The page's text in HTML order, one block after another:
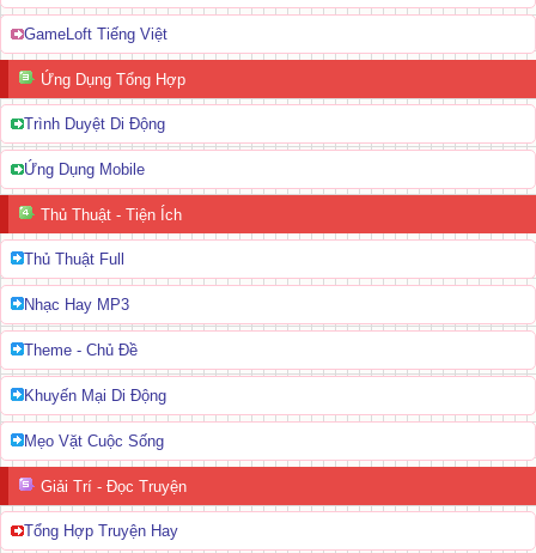
GameLoft Tiếng Việt
Ứng Dụng Tổng Hợp
Trình Duyệt Di Động
Ứng Dụng Mobile
Thủ Thuật - Tiện Ích
Thủ Thuật Full
Nhạc Hay MP3
Theme - Chủ Đề
Khuyến Mại Di Động
Mẹo Vặt Cuộc Sống
Giải Trí - Đọc Truyện
Tổng Hợp Truyện Hay